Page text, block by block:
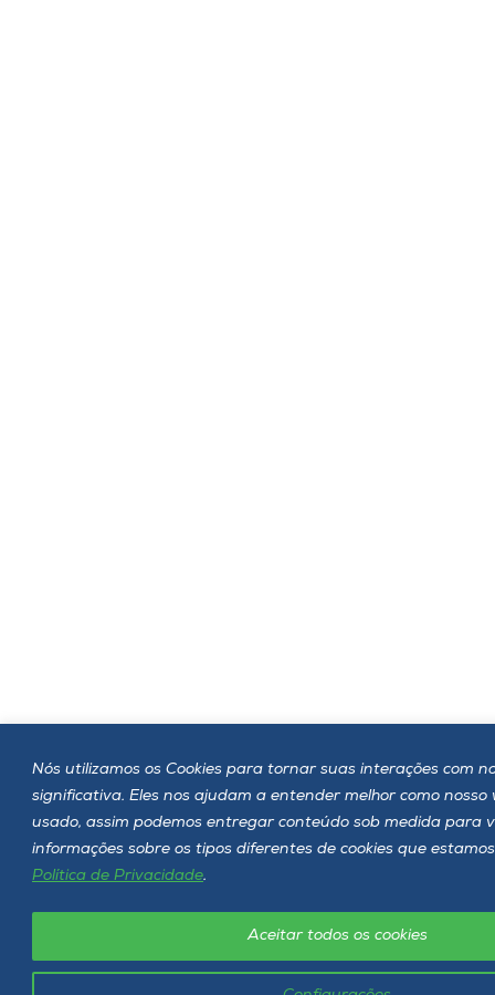
Nós utilizamos os Cookies para tornar suas interações com
significativa. Eles nos ajudam a entender melhor como nosso
usado, assim podemos entregar conteúdo sob medida para
informações sobre os tipos diferentes de cookies que
Política de Privacidade.
Aceitar todos os cookies